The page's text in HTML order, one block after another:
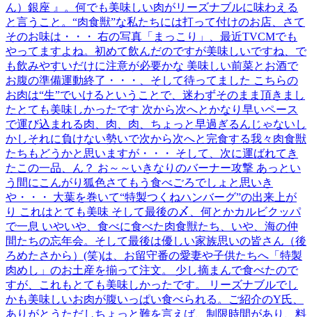
ん）銀座 』。何でも美味しい肉がリーズナブルに味わえる
と言うこと。“肉食獣”な私たちには打って付けのお店、さて
そのお味は・・・ 右の写真「まっこり」、最近TVCMでも
やってますよね。初めて飲んだのですが美味しいですね、で
も飲みやすいだけに注意が必要かな 美味しい前菜とお酒で
お腹の準備運動終了・・・、そして待ってました こちらの
お肉は“生”でいけるということで、迷わずそのまま頂きまし
たとても美味しかったです 次から次へとかなり早いペース
で運び込まれる肉、肉、肉、ちょっと早過ぎるんじゃないし
かしそれに負けない勢いで次から次へと完食する我々肉食獣
たちもどうかと思いますが・・・ そして、次に運ばれてき
たこの一品、ん？ お～～いきなりのバーナー攻撃 あっとい
う間にこんがり狐色さてもう食べごろでしょと思いき
や・・・ 大葉を巻いて“特製つくねハンバーグ”の出来上が
り これはとても美味 そして最後の〆、何とかカルビクッパ
で一息 いやいや、食べに食べた肉食獣たち、いや、海の仲
間たちの忘年会。そして最後は優しい家族思いの皆さん（後
ろめたさから）(笑)は、お留守番の愛妻や子供たちへ「特製
肉めし」のお土産を揃って注文。 少し摘まんで食べたので
すが、これもとても美味しかったです。 リーズナブルでし
かも美味しいお肉が腹いっぱい食べられる。ご紹介のY氏、
ありがとうただしちょっと難を言えば、制限時間があり、料